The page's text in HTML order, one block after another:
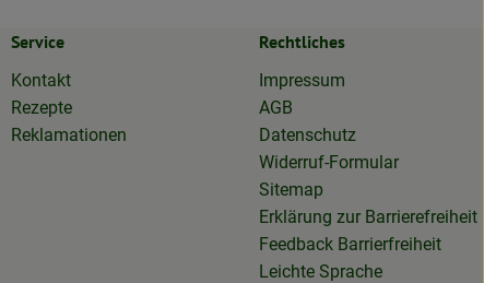
Service
Kontakt
Rezepte
Reklamationen
Rechtliches
Impressum
AGB
Datenschutz
Widerruf-Formular
Sitemap
Erklärung zur Barrierefreiheit
Feedback Barrierfreiheit
Leichte Sprache